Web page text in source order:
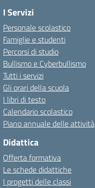
I Servizi
Personale scolastico
Famiglie e studenti
Percorsi di studio
Bullismo e Cyberbullismo
Tutti i servizi
Gli orari della scuola
I libri di testo
Calendario scolastico
Piano annuale delle attività
Didattica
Offerta formativa
Le schede didattiche
I progetti delle classi